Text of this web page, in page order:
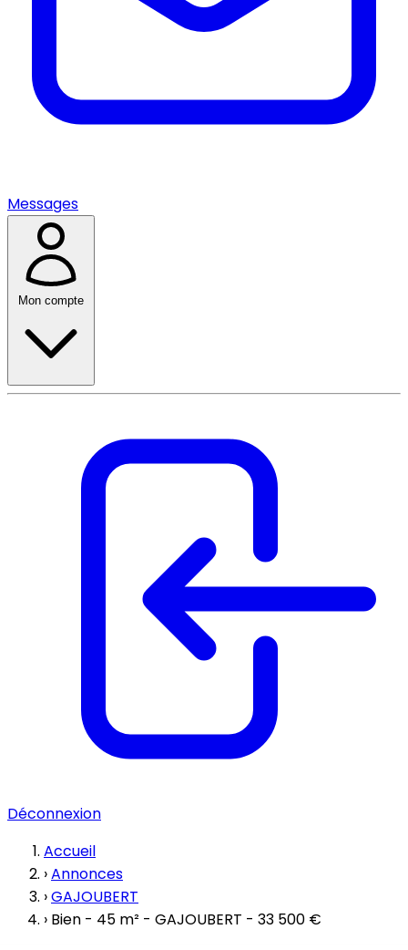
Messages
Mon compte
Déconnexion
Accueil
›Annonces
›GAJOUBERT
› Bien - 45 m² - GAJOUBERT - 33 500 €